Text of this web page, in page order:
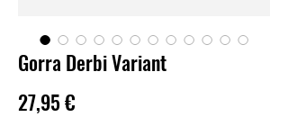
Gorra Derbi Variant
27,95 €